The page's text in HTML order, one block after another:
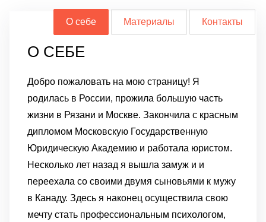
О себе Материалы Контакты
О СЕБЕ
Добро пожаловать на мою страницу! Я
родилась в России, прожила большую часть
жизни в Рязани и Москве. Закончила с красным
дипломом Московскую Государственную
Юридическую Академию и работала юристом.
Несколько лет назад я вышла замуж и и
переехала со своими двумя сыновьями к мужу
в Канаду. Здесь я наконец осуществила свою
мечту стать профессиональным психологом,